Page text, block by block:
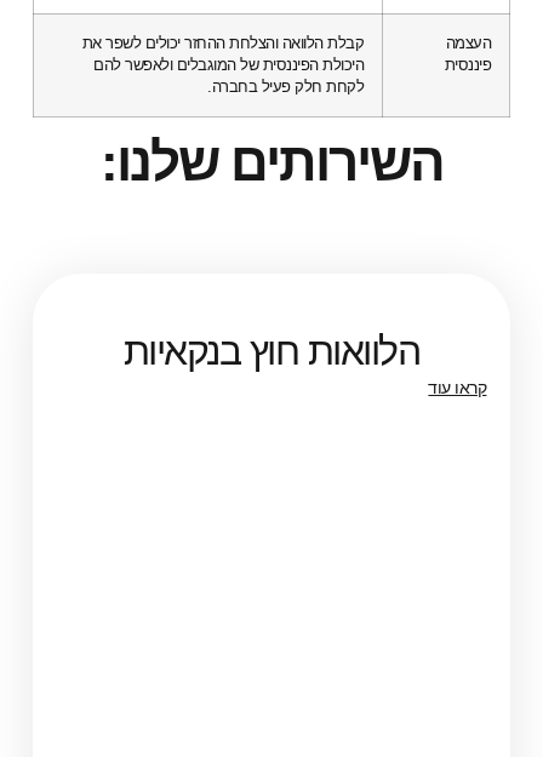
העצמה
פיננסית
קבלת הלוואה והצלחת ההחזר יכולים לשפר את
היכולת הפיננסית של המוגבלים ולאפשר להם
לקחת חלק פעיל בחברה.
השירותים שלנו:
הלוואות חוץ בנקאיות
קראו עוד